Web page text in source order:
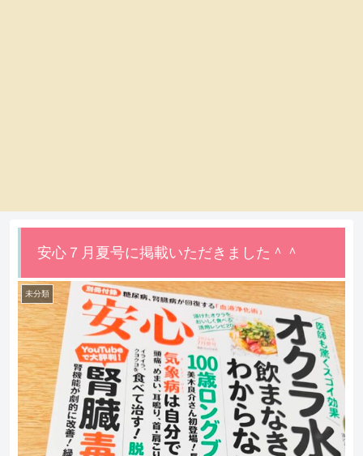
安心７月夏号に掲載いただきました＾＾
未分類